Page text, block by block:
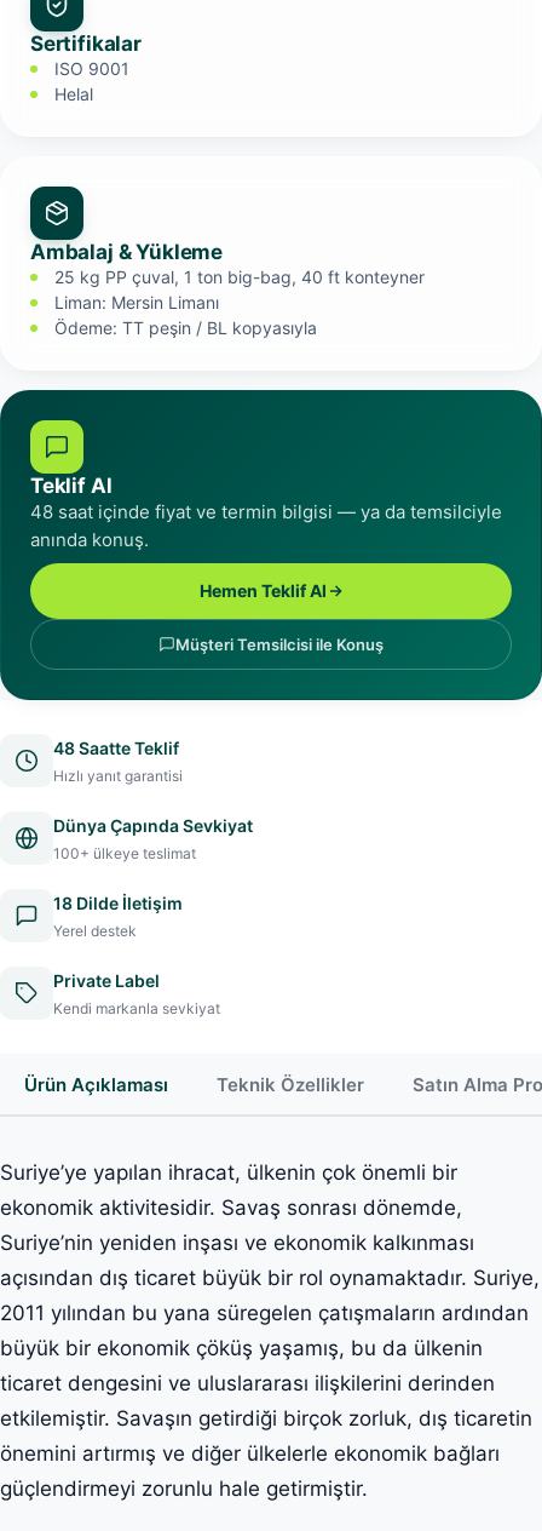
Sertifikalar
ISO 9001
Helal
Ambalaj & Yükleme
25 kg PP çuval, 1 ton big-bag, 40 ft konteyner
Liman: Mersin Limanı
Ödeme: TT peşin / BL kopyasıyla
Teklif Al
48 saat içinde fiyat ve termin bilgisi — ya da temsilciyle
anında konuş.
Hemen Teklif Al
Müşteri Temsilcisi ile Konuş
48 Saatte Teklif
Hızlı yanıt garantisi
Dünya Çapında Sevkiyat
100+ ülkeye teslimat
18 Dilde İletişim
Yerel destek
Private Label
Kendi markanla sevkiyat
Ürün Açıklaması Teknik Özellikler Satın Alma
Suriye’ye yapılan ihracat, ülkenin çok önemli bir
ekonomik aktivitesidir. Savaş sonrası dönemde,
Suriye’nin yeniden inşası ve ekonomik kalkınması
açısından dış ticaret büyük bir rol oynamaktadır. Suriye,
2011 yılından bu yana süregelen çatışmaların ardından
büyük bir ekonomik çöküş yaşamış, bu da ülkenin
ticaret dengesini ve uluslararası ilişkilerini derinden
etkilemiştir. Savaşın getirdiği birçok zorluk, dış ticaretin
önemini artırmış ve diğer ülkelerle ekonomik bağları
güçlendirmeyi zorunlu hale getirmiştir.